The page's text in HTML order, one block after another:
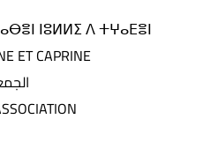
ⵏⵓⵍⵍⵉ ⴷ ⵜⵖⴰⴹⴻⵏ
ET CAPRINE